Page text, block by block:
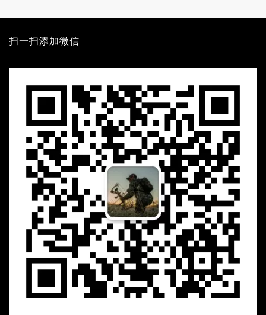
扫一扫添加微信